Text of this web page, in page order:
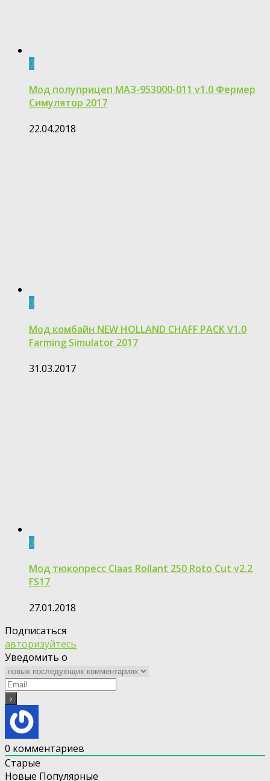
0
Мод полуприцеп МАЗ-953000-011 v1.0 Фермер
Симулятор 2017
22.04.2018
0
Мод комбайн NEW HOLLAND CHAFF PACK V1.0
Farming Simulator 2017
31.03.2017
0
Мод тюкопресс Claas Rollant 250 Roto Cut v2.2
FS17
27.01.2018
Подписаться
авторизуйтесь
Уведомить о
0 комментариев
Старые
Новые Популярные